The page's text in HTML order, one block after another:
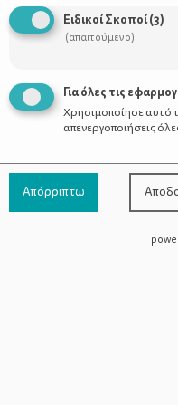
800-1199-
Ειδικοί Σκοποί(3)
(απαιτούμενο)
Για όλες τις
Χρησιμοποίησε αυτό
απενεργοποιήσεις
Απόρριπτω